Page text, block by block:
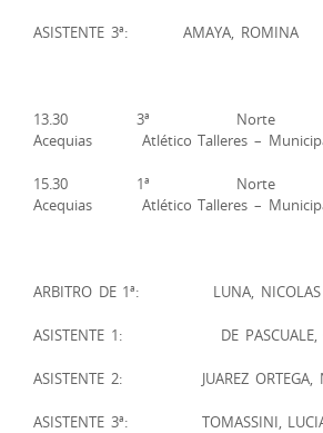
ASISTENTE 3ª: AMAYA, ROMINA
13.30 3ª Norte Atlético
Acequias Atlético Talleres –
15.30 1ª Norte Atlético
Acequias Atlético Talleres –
ARBITRO DE 1ª: LUNA, NICOLAS
ASISTENTE 1: DE PASCUALE,
ASISTENTE 2: JUAREZ ORTEGA,
ASISTENTE 3ª: TOMASSINI,